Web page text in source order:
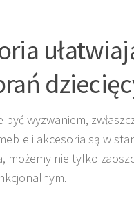
wyzwaniem,
i akcesoria są w
nie tylko